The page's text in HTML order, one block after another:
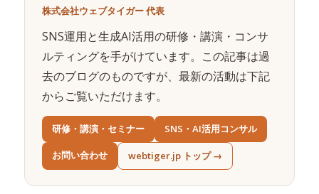
株式会社ウェブタイガー 代表
SNS運用と生成AI活用の研修・講演・コンサ
ルティングを手がけています。この記事は過
去のブログのものですが、最新の活動は下記
からご覧いただけます。
研修・講演・セミナー SNS・AI活用コンサル
お問い合わせ webtiger.jp トップ →